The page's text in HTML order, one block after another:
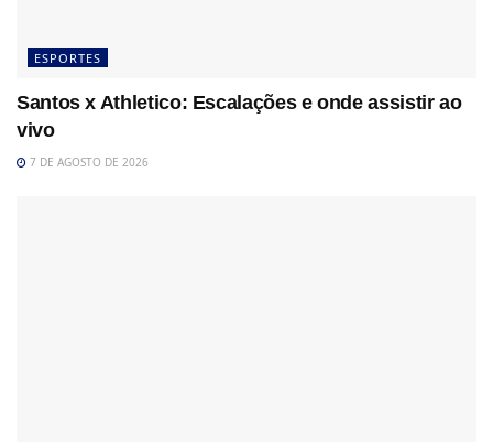
ESPORTES
Santos x Athletico: Escalações e onde assistir ao
vivo
7 DE AGOSTO DE 2026